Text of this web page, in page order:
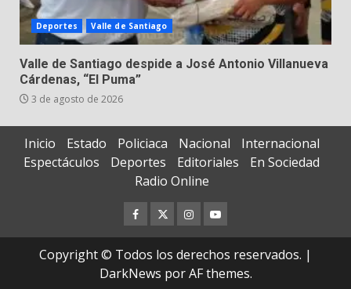
Deportes Valle de Santiago
Valle de Santiago despide a José Antonio Villanueva
Cárdenas, “El Puma”
3 de agosto de 2026
Inicio Estado Policiaca Nacional
Internacional
Espectáculos
Deportes Editoriales
En Sociedad
Radio Online
Facebook
TwitterInstagram
Youtube
Copyright © Todos los derechos reservados. |
DarkNews por AF themes.